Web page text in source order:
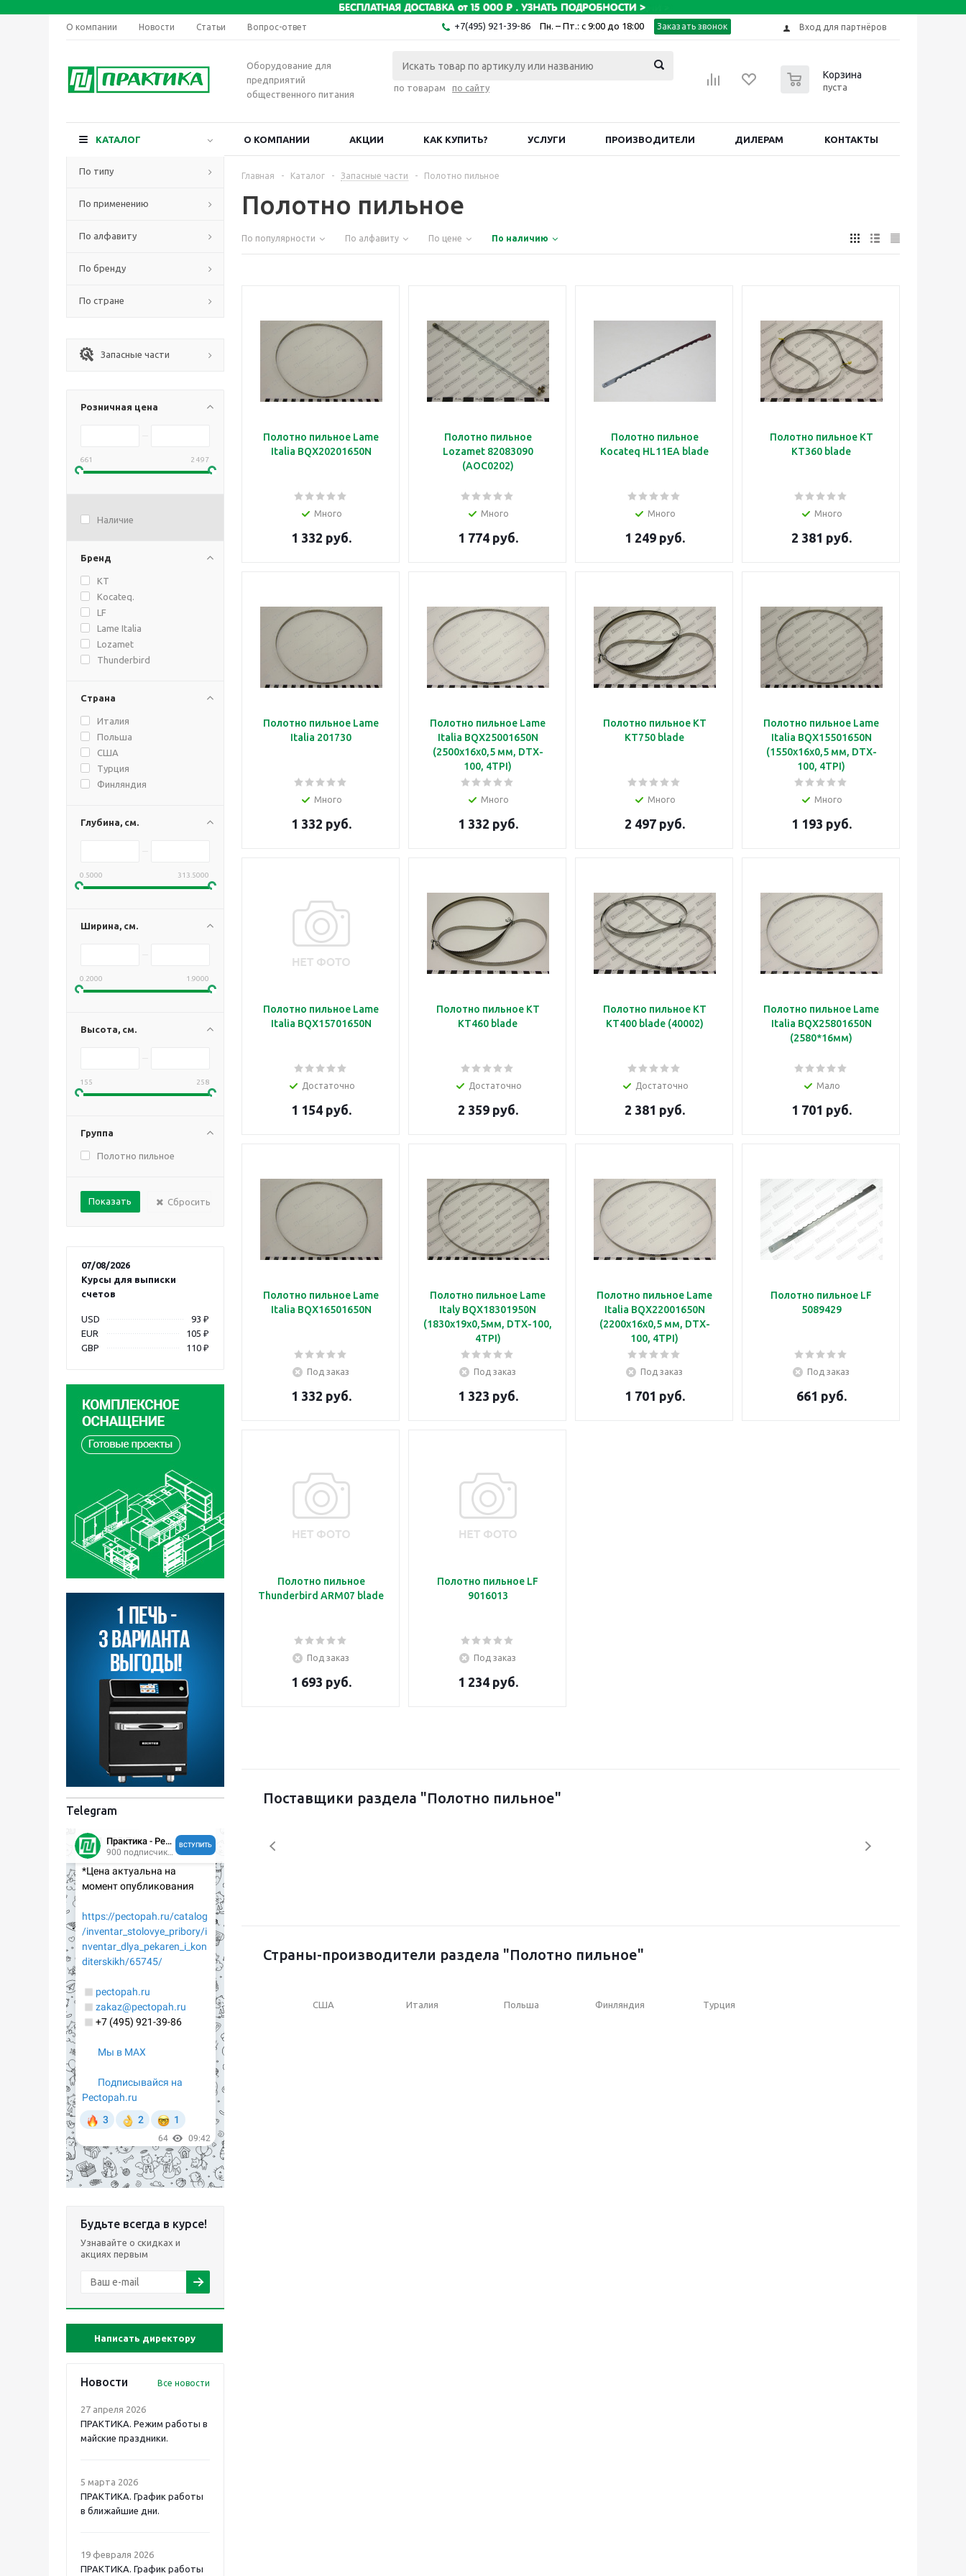
О компании Новости Статьи Вопрос-ответ +7(495) 921-39-86 Пн. – Пт.: с 9:00 до 18:00 Заказать звонок Вход для партнёров
Оборудование для
предприятий
общественного питания
по товарам по сайту
Корзина
пуста
КАТАЛОГ О КОМПАНИИ АКЦИИ КАК КУПИТЬ? УСЛУГИ ПРОИЗВОДИТЕЛИ ДИЛЕРАМ КОНТАКТЫ
По типу
По применению
По алфавиту
По бренду
По стране
Запасные части
Розничная цена
661 2 497
Наличие
Бренд
KT
Kocateq.
LF
Lame Italia
Lozamet
Thunderbird
Страна
Италия
Польша
США
Турция
Финляндия
Глубина, см.
0.5000 313.5000
Ширина, см.
0.2000 1.9000
Высота, см.
155 258
Группа
Полотно пильное
Сбросить
07/08/2026
Курсы для выписки
счетов
USD
93 ₽
EUR
105 ₽
GBP
110 ₽
Telegram
Будьте всегда в курсе!
Узнавайте о скидках и
акциях первым
Написать директору
Новости Все новости
27 апреля 2026
ПРАКТИКА. Режим работы в
майские праздники.
5 марта 2026
ПРАКТИКА. График работы
в ближайшие дни.
19 февраля 2026
ПРАКТИКА. График работы
Главная - Каталог - Запасные части - Полотно пильное
Полотно пильное
По популярности По алфавиту По цене По наличию
Полотно пильное Lame
Italia BQX20201650N
Много
1 332 руб.
Полотно пильное
Lozamet 82083090
(AOC0202)
Много
1 774 руб.
Полотно пильное
Kocateq HL11EA blade
Много
1 249 руб.
Полотно пильное KT
KT360 blade
Много
2 381 руб.
Полотно пильное Lame
Italia 201730
Много
1 332 руб.
Полотно пильное Lame
Italia BQX25001650N
(2500x16x0,5 мм, DTX-
100, 4TPI)
Много
1 332 руб.
Полотно пильное KT
KT750 blade
Много
2 497 руб.
Полотно пильное Lame
Italia BQX15501650N
(1550x16x0,5 мм, DTX-
100, 4TPI)
Много
1 193 руб.
Полотно пильное Lame
Italia BQX15701650N
Достаточно
1 154 руб.
Полотно пильное KT
KT460 blade
Достаточно
2 359 руб.
Полотно пильное KT
KT400 blade (40002)
Достаточно
2 381 руб.
Полотно пильное Lame
Italia BQX25801650N
(2580*16мм)
Мало
1 701 руб.
Полотно пильное Lame
Italia BQX16501650N
Под заказ
1 332 руб.
Полотно пильное Lame
Italy BQX18301950N
(1830x19x0,5мм, DTX-100,
4TPI)
Под заказ
1 323 руб.
Полотно пильное Lame
Italia BQX22001650N
(2200x16x0,5 мм, DTX-
100, 4TPI)
Под заказ
1 701 руб.
Полотно пильное LF
5089429
Под заказ
661 руб.
Полотно пильное
Thunderbird ARM07 blade
Под заказ
1 693 руб.
Полотно пильное LF
9016013
Под заказ
1 234 руб.
Поставщики раздела "Полотно пильное"
Страны-производители раздела "Полотно пильное"
США Италия Польша Финляндия Турция